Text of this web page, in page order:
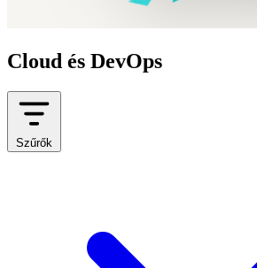
Cloud és DevOps
Szűrők